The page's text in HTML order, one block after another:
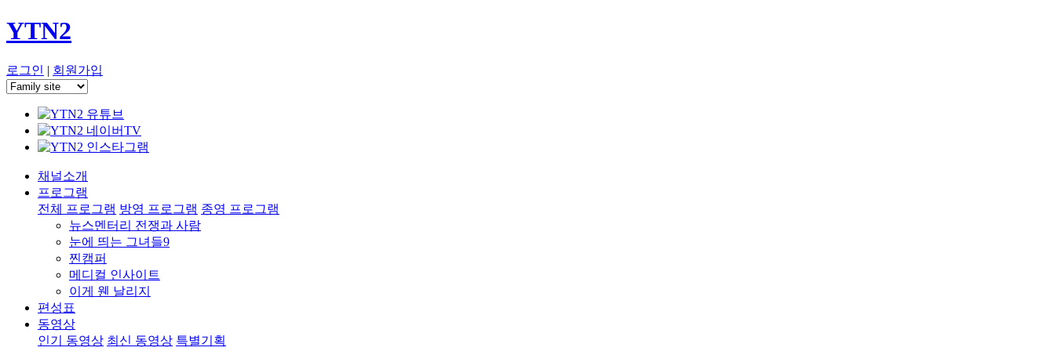
YTN2
로그인 | 회원가입
채널소개
프로그램
전체 프로그램 방영 프로그램 종영 프로그램
뉴스멘터리 전쟁과 사람
눈에 띄는 그녀들9
찐캠퍼
메디컬 인사이트
이게 웬 날리지
편성표
동영상
인기 동영상 최신 동영상 특별기획